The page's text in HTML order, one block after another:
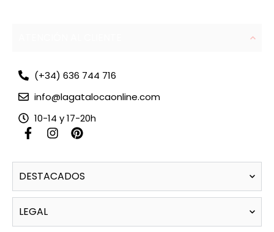
(+34) 636 744 716
info@lagatalocaonline.com
10-14 y 17-20h
F
a
e
b
o
o
k
-
I
n
t
a
g
r
m
P
i
t
e
r
e
t
DESTACADOS
LEGAL